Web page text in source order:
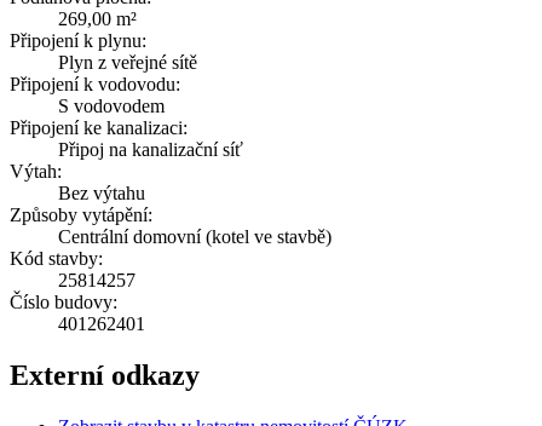
269,00 m²
Připojení k plynu:
Plyn z veřejné sítě
Připojení k vodovodu:
S vodovodem
Připojení ke kanalizaci:
Připoj na kanalizační síť
Výtah:
Bez výtahu
Způsoby vytápění:
Centrální domovní (kotel ve stavbě)
Kód stavby:
25814257
Číslo budovy:
401262401
Externí odkazy